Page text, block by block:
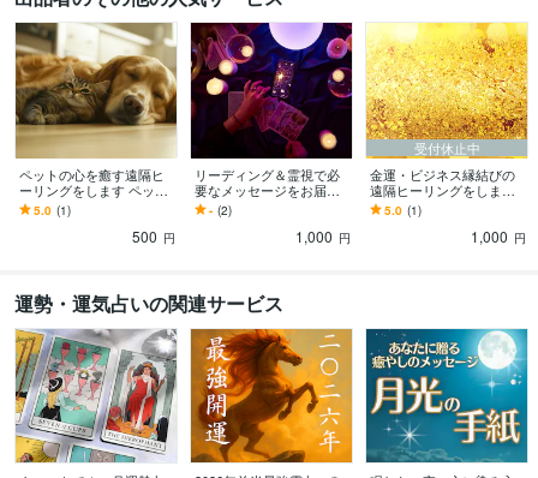
ペットの心を癒す遠隔ヒ
ーリングをします ペット
のための癒しとリラック
スをサポート
5.0 (1)
500 円
リーディング＆霊視で必
要なメッセージをお届け
します あなたに今必要な
メッセージをリーディン
- (2)
1,000 円
受付休止中
金運・ビジネス縁結びの
遠隔ヒーリングをします
金運とビジネスの良縁を
引き寄せるサポート
5.0 (1)
1,000 円
運勢・運気占いの関連サービス